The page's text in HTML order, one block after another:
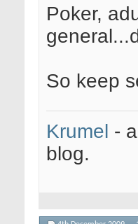
Poker,
So keep
Krumel -
blog.